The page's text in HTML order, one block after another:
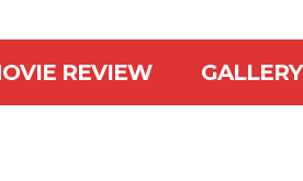
REVIEW GALLERY